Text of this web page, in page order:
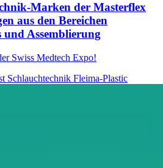
Marken der Masterflex
aus den Bereichen
Assemblierung
Swiss Medtech Expo!
Schlauchtechnik Fleima-Plastic